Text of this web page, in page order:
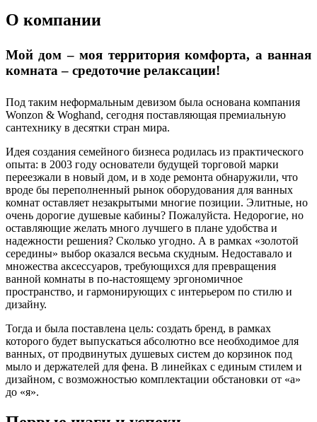
О компании
Мой дом – моя территория комфорта, а ванная
комната – средоточие релаксации!
Под таким неформальным девизом была основана компания
Wonzon & Woghand, сегодня поставляющая премиальную
сантехнику в десятки стран мира.
Идея создания семейного бизнеса родилась из практического
опыта: в 2003 году основатели будущей торговой марки
переезжали в новый дом, и в ходе ремонта обнаружили, что
вроде бы переполненный рынок оборудования для ванных
комнат оставляет незакрытыми многие позиции. Элитные, но
очень дорогие душевые кабины? Пожалуйста. Недорогие, но
оставляющие желать много лучшего в плане удобства и
надежности решения? Сколько угодно. А в рамках «золотой
середины» выбор оказался весьма скудным. Недоставало и
множества аксессуаров, требующихся для превращения
ванной комнаты в по-настоящему эргономичное
пространство, и гармонирующих с интерьером по стилю и
дизайну.
Тогда и была поставлена цель: создать бренд, в рамках
которого будет выпускаться абсолютно все необходимое для
ванных, от продвинутых душевых систем до корзинок под
мыло и держателей для фена. В линейках с единым стилем и
дизайном, с возможностью комплектации обстановки от «а»
до «я».